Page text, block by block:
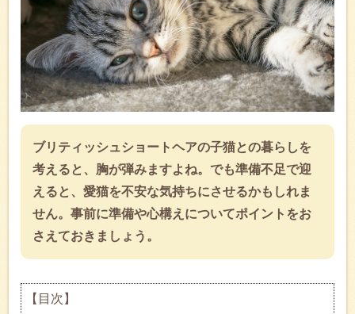
ブリティッシュショートヘアの子猫との暮らしを
考えると、胸が弾みますよね。でも準備不足で迎
えると、愛猫を不安な気持ちにさせるかもしれま
せん。事前に準備や心構えについてポイントをお
さえておきましょう。
【目次】